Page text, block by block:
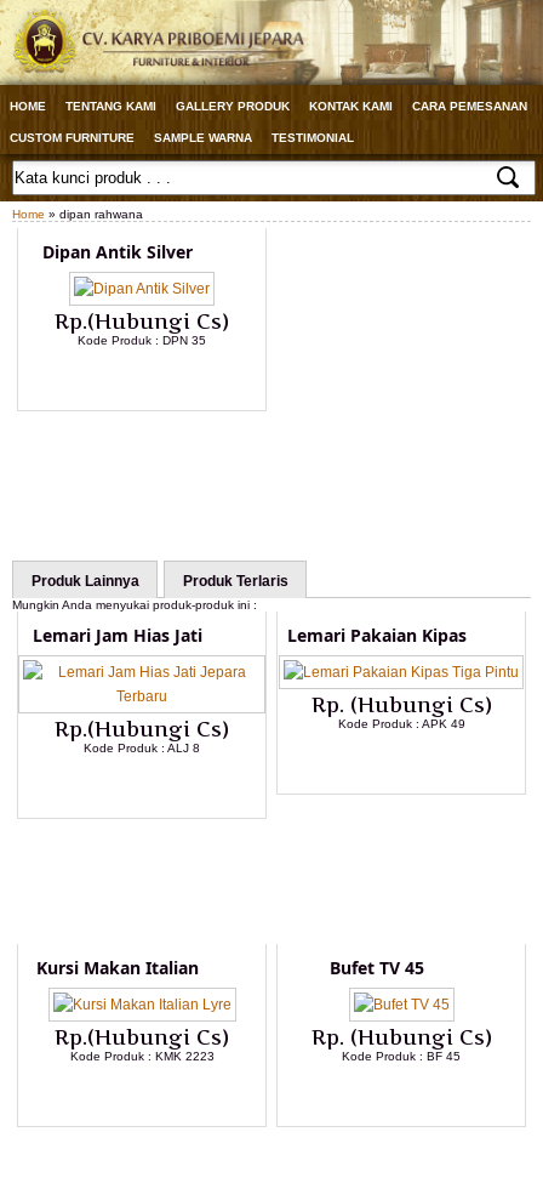
HOME TENTANG KAMI GALLERY PRODUK KONTAK KAMI CARA PEMESANAN
CUSTOM FURNITURE SAMPLE WARNA TESTIMONIAL
Home » dipan rahwana
Dipan Antik Silver
Rp.(Hubungi Cs)
Kode Produk : DPN 35
Produk Lainnya Produk Terlaris
Mungkin Anda menyukai produk-produk ini :
Lemari Jam Hias Jati
Rp.(Hubungi Cs)
Kode Produk : ALJ 8
Lemari Pakaian Kipas
Rp. (Hubungi Cs)
Kode Produk : APK 49
Kursi Makan Italian
Rp.(Hubungi Cs)
Kode Produk : KMK 2223
Bufet TV 45
Rp. (Hubungi Cs)
Kode Produk : BF 45